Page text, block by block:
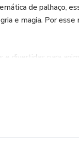
de palhaço,
e magia. Por esse
divertidas para
Adquira o seu
e felizes que